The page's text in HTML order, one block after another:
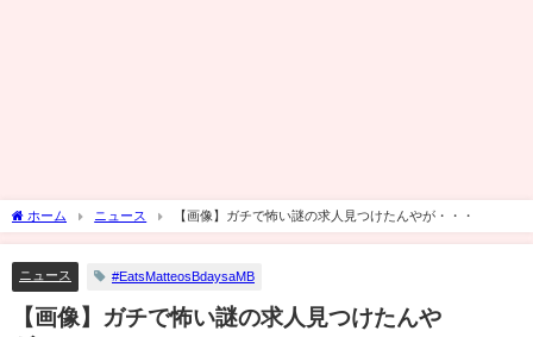
ホーム ニュース 【画像】ガチで怖い謎の求人見つけたんやが・・・
ニュース #EatsMatteosBdaysaMB
【画像】ガチで怖い謎の求人見つけたんや